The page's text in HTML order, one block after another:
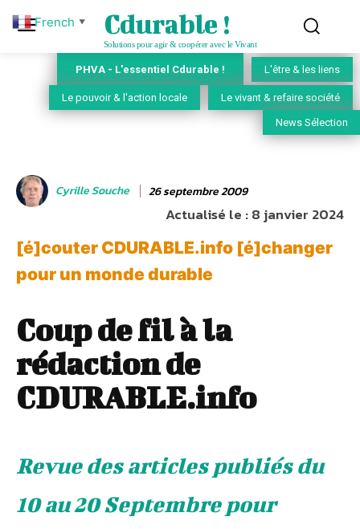
Cdurable !
Solutions pour agir & coopérer avec le Vivant
PHVA - L'essentiel Cdurable ! L'être & les liens
Le pouvoir & l'action locale Le vivant & refaire société
News Sélection
Cyrille Souche 26 septembre 2009
Actualisé le :8 janvier 2024
[é]couter CDURABLE.info [é]changer
pour un monde durable
Coup de fil à la
rédaction de
CDURABLE.info
Revue des articles publiés du
10 au 20 Septembre pour
French ▼